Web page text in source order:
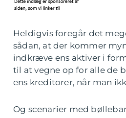
Heldigvis foregår det
sådan, at der kommer
indkræve ens aktiver i
til at vegne op for alle de
ens kreditorer, når man
Og scenarier med